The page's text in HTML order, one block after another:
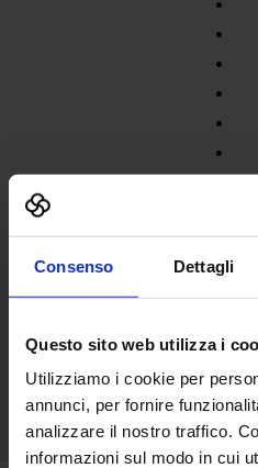
Consenso Dettagli
Questo sito web utilizza i
Utilizziamo i cookie per
annunci, per fornire
analizzare il nostro traffico.
informazioni sul modo in cui